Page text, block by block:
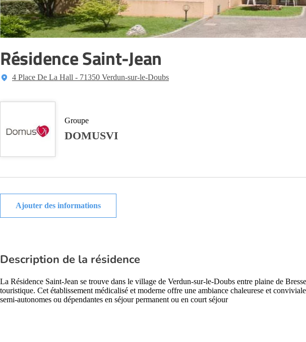
Résidence Saint-Jean
4 Place De La Hall - 71350 Verdun-sur-le-Doubs
Groupe
DOMUSVI
Ajouter des informations
Description de la résidence
La Résidence Saint-Jean se trouve dans le village de Verdun-sur-le-Doubs entre plaine de
touristique. Cet établissement médicalisé et moderne offre une ambiance chaleurese et
semi-autonomes ou dépendantes en séjour permanent ou en court séjour